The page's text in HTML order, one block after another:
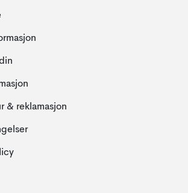
& reklamasjon